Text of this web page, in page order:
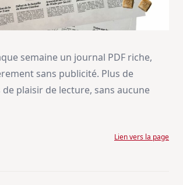
semaine un journal PDF riche,
sans publicité. Plus de
plaisir de lecture, sans aucune
Lien vers la page